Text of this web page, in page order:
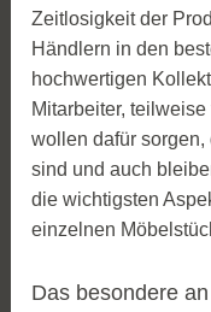
Zeitlosigkeit der
Händlern in den
hochwertigen
Mitarbeiter,
wollen dafür
sind und auch
die wichtigsten
einzelnen
Das besondere